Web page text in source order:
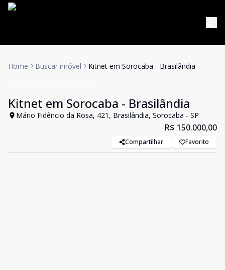
Home Buscar imóvel Kitnet em Sorocaba - Brasilândia
Kitnet em Sorocaba - Brasilândia
Mário Fidêncio da Rosa, 421, Brasilândia, Sorocaba - SP
R$ 150.000,00
Compartilhar Favorito